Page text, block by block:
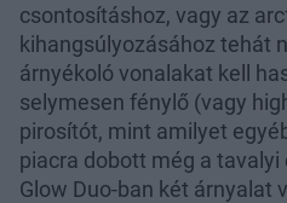
csontosításhoz, vagy az
kihangsúlyozásához tehát
árnyékoló vonalakat kell
selymesen fénylő (vagy
pirosítót, mint amilyet
piacra dobott még a tavalyi
Glow Duo-ban két árnyalat